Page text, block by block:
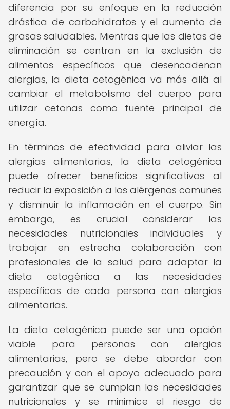
diferencia por su enfoque en la reducción
drástica de carbohidratos y el aumento de
grasas saludables. Mientras que las dietas de
eliminación se centran en la exclusión de
alimentos específicos que desencadenan
alergias, la dieta cetogénica va más allá al
cambiar el metabolismo del cuerpo para
utilizar cetonas como fuente principal de
energía.
En términos de efectividad para aliviar las
alergias alimentarias, la dieta cetogénica
puede ofrecer beneficios significativos al
reducir la exposición a los alérgenos comunes
y disminuir la inflamación en el cuerpo. Sin
embargo, es crucial considerar las
necesidades nutricionales individuales y
trabajar en estrecha colaboración con
profesionales de la salud para adaptar la
dieta cetogénica a las necesidades
específicas de cada persona con alergias
alimentarias.
La dieta cetogénica puede ser una opción
viable para personas con alergias
alimentarias, pero se debe abordar con
precaución y con el apoyo adecuado para
garantizar que se cumplan las necesidades
nutricionales y se minimice el riesgo de